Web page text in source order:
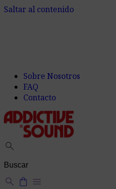
Saltar al contenido
Sobre Nosotros
FAQ
Contacto
search
search shopping_bag menu